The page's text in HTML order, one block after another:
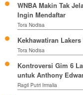
WNBA Makin Tak
Ingin Mendaftar
Tora Nodisa
Kekhawatiran
Tora Nodisa
Kontroversi Gim 6
untuk Anthony
Ragil Putri Irmalia